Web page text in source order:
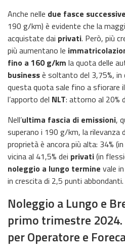
Anche nelle due fasce successive
190 g/km) è evidente che la
acquistate dai privati. Però, più
più aumentano le
fino a 160 g/km la quota delle
businessè soltanto del 3,75%, in
questa quota sale fino a sfiorare
l’apporto del NLT: attorno al 20%
Nell’ultima fascia di emissioni,
superano i 190 g/km, la rilevanza
proprietà è ancora più alta: 34%
vicina al 41,5% dei privati(in
noleggio a lungo termine vale
in crescita di 2,5 punti abbondanti.
Noleggio a Lungo e
primo trimestre 2024.
per Operatore e